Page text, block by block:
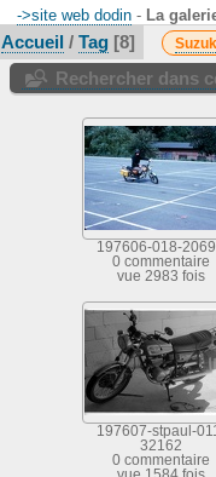
->site web dodin - La
Accueil/ Tag 8
Rechercher dans
197606-018-
0 commentaire
vue 2983 fois
197607-stpaul-
32162
0 commentaire